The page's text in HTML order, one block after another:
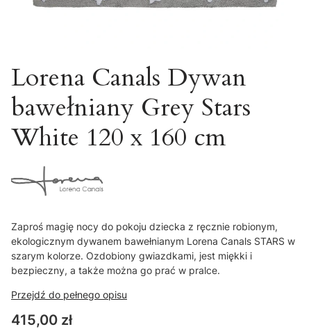
Lorena Canals Dywan
bawełniany Grey Stars
White 120 x 160 cm
Zaproś magię nocy do pokoju dziecka z ręcznie robionym,
ekologicznym dywanem bawełnianym Lorena Canals STARS w
szarym kolorze. Ozdobiony gwiazdkami, jest miękki i
bezpieczny, a także można go prać w pralce.
Przejdź do pełnego opisu
Cena
415,00 zł